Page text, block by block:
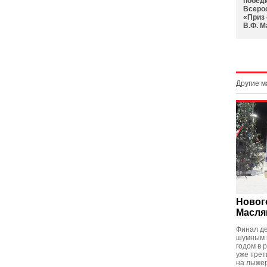
«Приз
В.Ф.
Другие
Финал
шумным
годом в
уже
на